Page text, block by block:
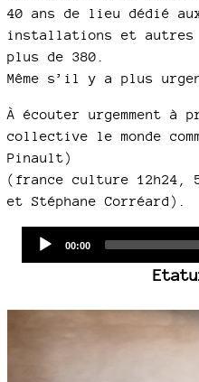
40 ans de lieu dédié
installations et autres
plus de 380.
Même s’il y a plus
À écouter urgemment à
collective le monde
Pinault)
(france culture 12h24,
et Stéphane Corréard).
Current
00:00